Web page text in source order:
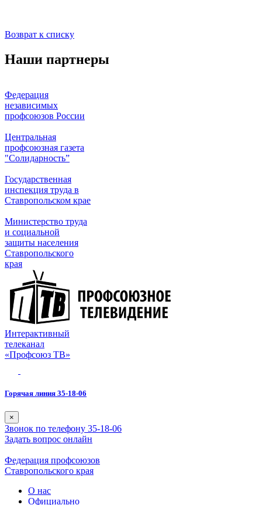
Возврат к списку
Наши партнеры
Федерация
независимых
профсоюзов России
Центральная
профсоюзная газета
"Солидарность”
Государственная
инспекция труда в
Ставропольском крае
Министерство труда
и социальной
защиты населения
Ставропольского
края
Интерактивный
телеканал
«Профсоюз ТВ»
Горячая линия 35-18-06
×
Звонок по телефону 35-18-06
Задать вопрос онлайн
Федерация профсоюзов
Ставропольского края
О нас
Официально